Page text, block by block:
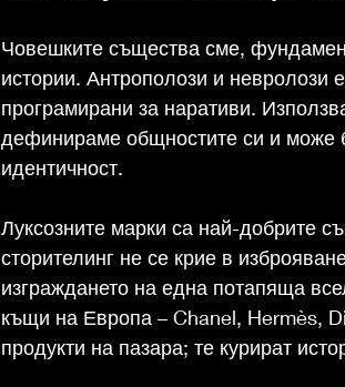
Човешките същества сме,
истории. Антрополози и
програмирани за наративи.
дефинираме общностите си и може
идентичност.
Луксозните марки са най-добрите
сторителинг не се крие в
изграждането на една потапяща
къщи на Европа – Chanel, Hermès,
продукти на пазара; те курират